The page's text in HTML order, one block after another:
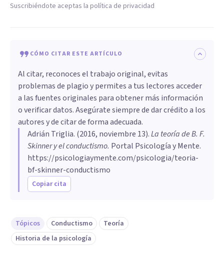
Suscribiéndote aceptas la política de privacidad
CÓMO CITAR ESTE ARTÍCULO
Al citar, reconoces el trabajo original, evitas
problemas de plagio y permites a tus lectores acceder
a las fuentes originales para obtener más información
o verificar datos. Asegúrate siempre de dar crédito a los
autores y de citar de forma adecuada.
Adrián Triglia. (2016, noviembre 13).La teoría de B. F.
Skinner y el conductismo. Portal Psicología y Mente.
https://psicologiaymente.com/psicologia/teoria-
bf-skinner-conductismo
Copiar cita
Tópicos Conductismo
Teoría
Historia de la psicología